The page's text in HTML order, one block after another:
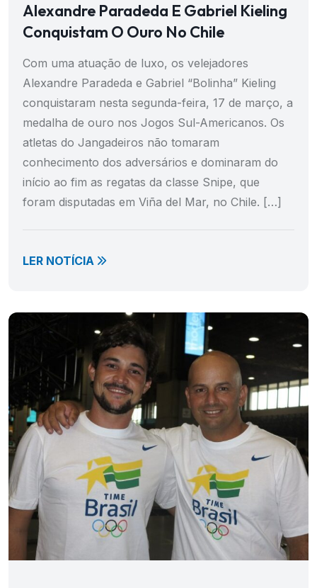
Alexandre Paradeda E Gabriel Kieling
Conquistam O Ouro No Chile
Com uma atuação de luxo, os velejadores
Alexandre Paradeda e Gabriel “Bolinha” Kieling
conquistaram nesta segunda-feira, 17 de março, a
medalha de ouro nos Jogos Sul-Americanos. Os
atletas do Jangadeiros não tomaram
conhecimento dos adversários e dominaram do
início ao fim as regatas da classe Snipe, que
foram disputadas em Viña del Mar, no Chile. […]
LER NOTÍCIA